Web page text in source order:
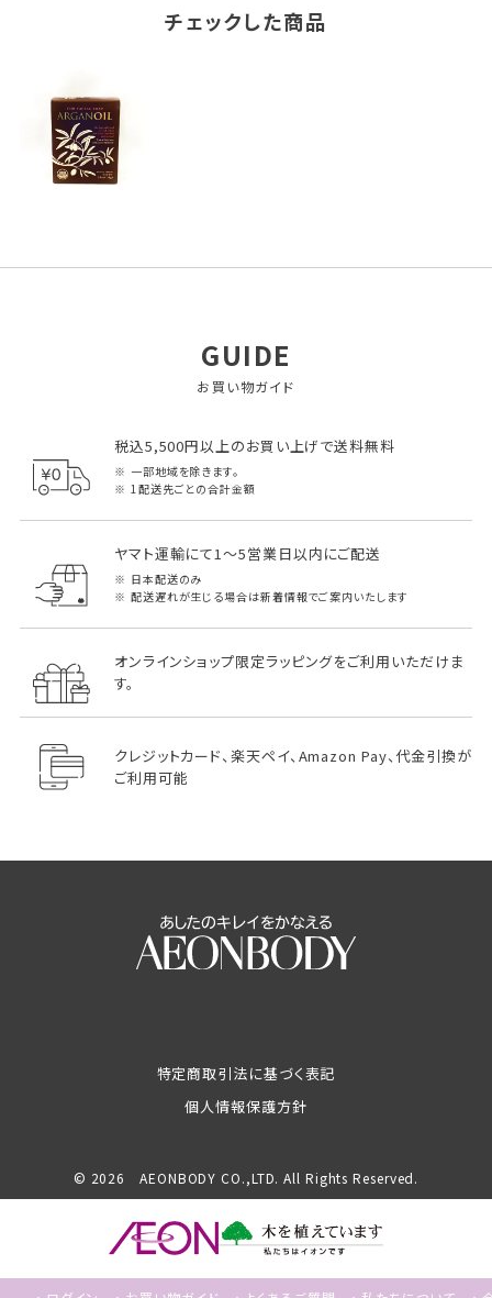
チェックした商品
GUIDE
お買い物ガイド
税込5,500円以上のお買い上げで送料無料
一部地域を除きます。
1配送先ごとの合計金額
ヤマト運輸にて1～5営業日以内にご配送
日本配送のみ
配送遅れが生じる場合は新着情報でご案内いたします
オンラインショップ限定ラッピングをご利用いただけま
す。
クレジットカード、楽天ペイ、Amazon Pay、代金引換が
ご利用可能
特定商取引法に基づく表記
個人情報保護方針
© 2026 AEONBODY CO.,LTD. All Rights Reserved.